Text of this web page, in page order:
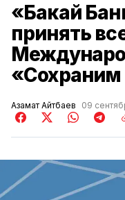
«Бакай
принять
«Сохраним
Азамат Айтбаев 09